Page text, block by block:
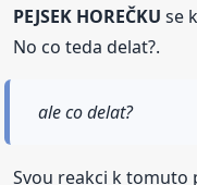
PEJSEK HOREČKU se
No co teda delat?.
ale co delat?
Svou reakci k tomuto